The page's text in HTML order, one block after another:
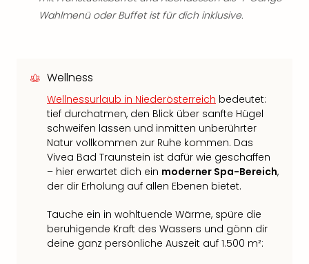
Wahlmenü oder Buffet ist für dich inklusive.
Wellness
Wellnessurlaub in Niederösterreich bedeutet:
tief durchatmen, den Blick über sanfte Hügel
schweifen lassen und inmitten unberührter
Natur vollkommen zur Ruhe kommen. Das
Vivea Bad Traunstein ist dafür wie geschaffen
– hier erwartet dich ein moderner Spa-Bereich,
der dir Erholung auf allen Ebenen bietet.
Tauche ein in wohltuende Wärme, spüre die
beruhigende Kraft des Wassers und gönn dir
deine ganz persönliche Auszeit auf 1.500 m²: